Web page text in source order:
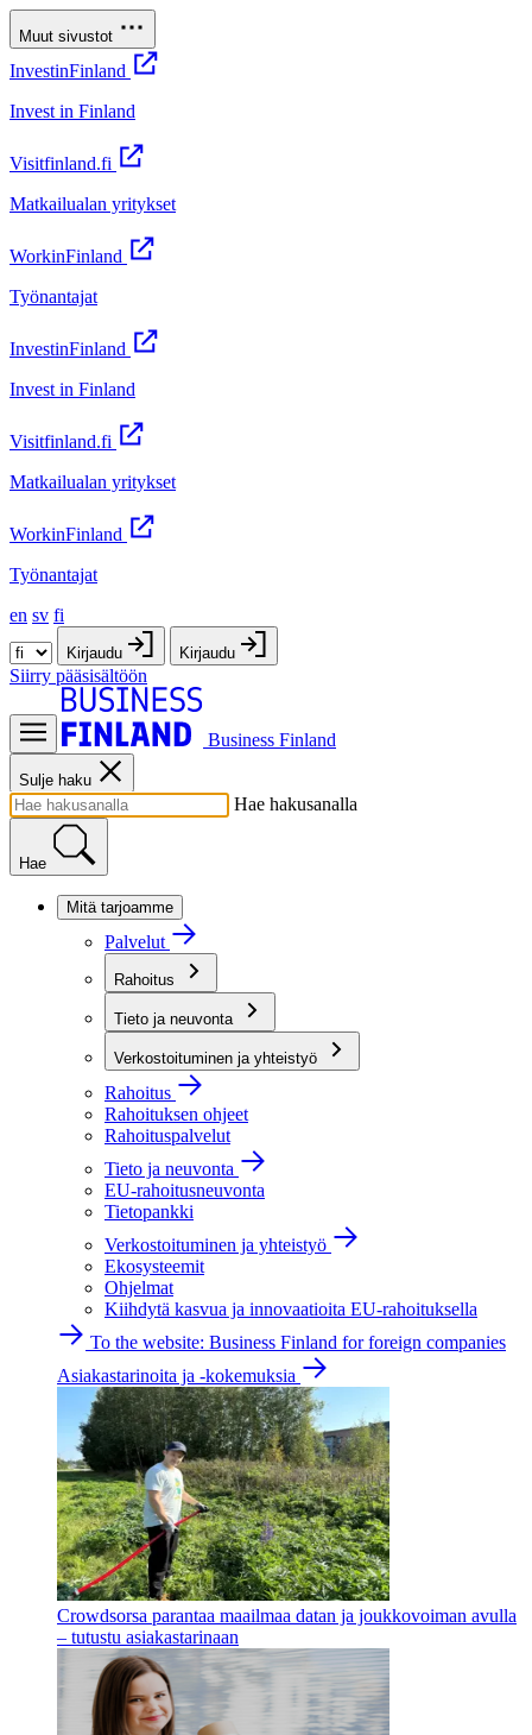
Muut sivustot
InvestinFinland
Invest in Finland
Visitfinland.fi
Matkailualan yritykset
WorkinFinland
Työnantajat
InvestinFinland
Invest in Finland
Visitfinland.fi
Matkailualan yritykset
WorkinFinland
Työnantajat
en sv fi
Kirjaudu Kirjaudu
Siirry pääsisältöön
Business Finland
Sulje haku
Hae hakusanalla
Hae
Mitä tarjoamme
Palvelut
Rahoitus
Tieto ja neuvonta
Verkostoituminen ja yhteistyö
Rahoitus
Rahoituksen ohjeet
Rahoituspalvelut
Tieto ja neuvonta
EU-rahoitusneuvonta
Tietopankki
Verkostoituminen ja yhteistyö
Ekosysteemit
Ohjelmat
Kiihdytä kasvua ja innovaatioita EU-rahoituksella
To the website: Business Finland for foreign companies
Asiakastarinoita ja -kokemuksia
Crowdsorsa parantaa maailmaa datan ja joukkovoiman avulla
– tutustu asiakastarinaan